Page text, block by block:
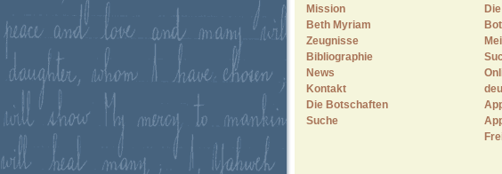
Mission
Beth Myriam
Zeugnisse
Bibliographie
News
Kontakt
Die Botschaften
Suche